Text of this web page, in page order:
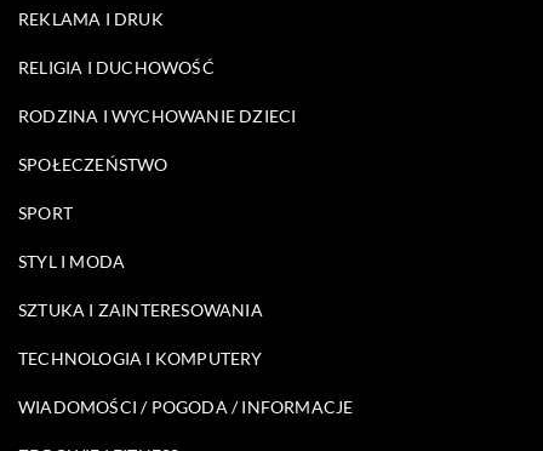
REKLAMA I DRUK
RELIGIA I DUCHOWOŚĆ
RODZINA I WYCHOWANIE DZIECI
SPOŁECZEŃSTWO
SPORT
STYL I MODA
SZTUKA I ZAINTERESOWANIA
TECHNOLOGIA I KOMPUTERY
WIADOMOŚCI / POGODA / INFORMACJE